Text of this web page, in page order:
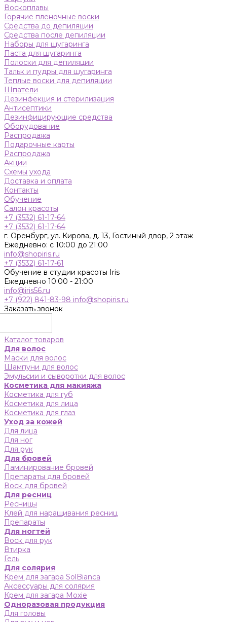
Воскоплавы
Горячие пленочные воски
Средства до депиляции
Средства после депиляции
Наборы для шугаринга
Паста для шугаринга
Полоски для депиляции
Тальк и пудры для шугаринга
Теплые воски для депиляции
Шпатели
Дезинфекция и стерилизация
Антисептики
Дезинфицирующие средства
Оборудование
Распродажа
Подарочные карты
Распродажа
Акции
Схемы ухода
Доставка и оплата
Контакты
Обучение
Салон красоты
+7 (3532) 61-17-64
+7 (3532) 61-17-64
г. Оренбург, ул. Кирова, д. 13, Гостиный двор, 2 этаж
Ежедневно: с 10:00 до 21:00
info@shopiris.ru
+7 (3532) 61-17-61
Обучение в студии красоты Iris
Ежедневно 10:00 - 21:00
info@iris56.ru
+7 (922) 841-83-98 info@shopiris.ru
Заказать звонок
Каталог товаров
Для волос
Маски для волос
Шампуни для волос
Эмульсии и сыворотки для волос
Косметика для макияжа
Косметика для губ
Косметика для лица
Косметика для глаз
Уход за кожей
Для лица
Для ног
Для рук
Для бровей
Ламинирование бровей
Препараты для бровей
Воск для бровей
Для ресниц
Ресницы
Клей для наращивания ресниц
Препараты
Для ногтей
Воск для рук
Втирка
Гель
Для солярия
Крем для загара SolBianca
Аксессуары для солярия
Крем для загара Moxie
Одноразовая продукция
Для головы